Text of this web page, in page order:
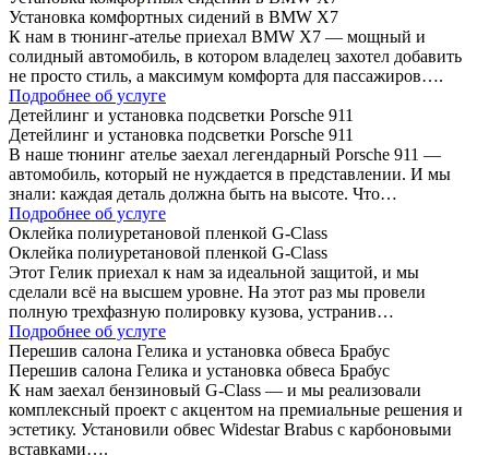
Установка комфортных сидений в BMW X7
К нам в тюнинг-ателье приехал BMW X7 — мощный и
солидный автомобиль, в котором владелец захотел добавить
не просто стиль, а максимум комфорта для пассажиров….
Подробнее об услуге
Детейлинг и установка подсветки Porsche 911
Детейлинг и установка подсветки Porsche 911
В наше тюнинг ателье заехал легендарный Porsche 911 —
автомобиль, который не нуждается в представлении. И мы
знали: каждая деталь должна быть на высоте. Что…
Подробнее об услуге
Оклейка полиуретановой пленкой G-Class
Оклейка полиуретановой пленкой G-Class
Этот Гелик приехал к нам за идеальной защитой, и мы
сделали всё на высшем уровне. На этот раз мы провели
полную трехфазную полировку кузова, устранив…
Подробнее об услуге
Перешив салона Гелика и установка обвеса Брабус
Перешив салона Гелика и установка обвеса Брабус
К нам заехал бензиновый G-Class — и мы реализовали
комплексный проект с акцентом на премиальные решения и
эстетику. Установили обвес Widestar Brabus с карбоновыми
вставками….